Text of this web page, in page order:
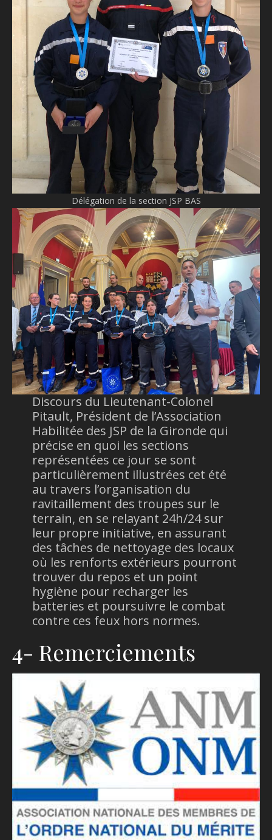
Délégation de la section JSP BAS
Discours du Lieutenant-Colonel
Pitault, Président de l’Association
Habilitée des JSP de la Gironde qui
précise en quoi les sections
représentées ce jour se sont
particulièrement illustrées cet été
au travers l’organisation du
ravitaillement des troupes sur le
terrain, en se relayant 24h/24 sur
leur propre initiative, en assurant
des tâches de nettoyage des locaux
où les renforts extérieurs pourront
trouver du repos et un point
hygiène pour recharger les
batteries et poursuivre le combat
contre ces feux hors normes.
4- Remerciements